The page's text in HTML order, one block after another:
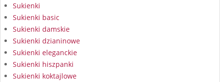
Sukienki
Sukienki basic
Sukienki damskie
Sukienki dzianinowe
Sukienki eleganckie
Sukienki hiszpanki
Sukienki koktajlowe